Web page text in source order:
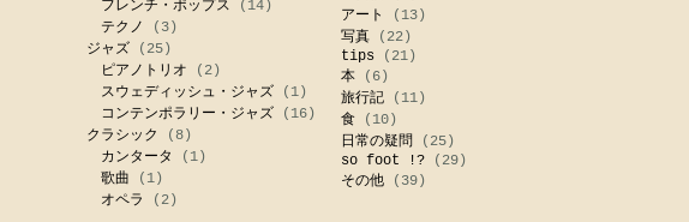
フレンチ・ポップス (14)
テクノ
(3)
ジャズ (25)
ピアノトリオ (2)
スウェディッシュ・ジャズ (1)
コンテンポラリー・ジャズ (16)
クラシック
(8)
カンタータ
(1)
歌曲 (1)
オペラ
(2)
アート
(13)
写真(22)
tips(21)
本(6)
旅行記(11)
食(10)
日常の疑問 (25)
so foot !?(29)
その他(39)